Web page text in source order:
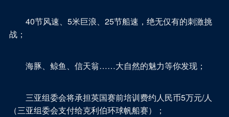
40节风速、5米巨浪、25节船速，绝无仅有的刺激挑
战；
海豚、鲸鱼、信天翁……大自然的魅力等你发现；
三亚组委会将承担英国赛前培训费约人民币5万元/人
（三亚组委会支付给克利伯环球帆船赛）；